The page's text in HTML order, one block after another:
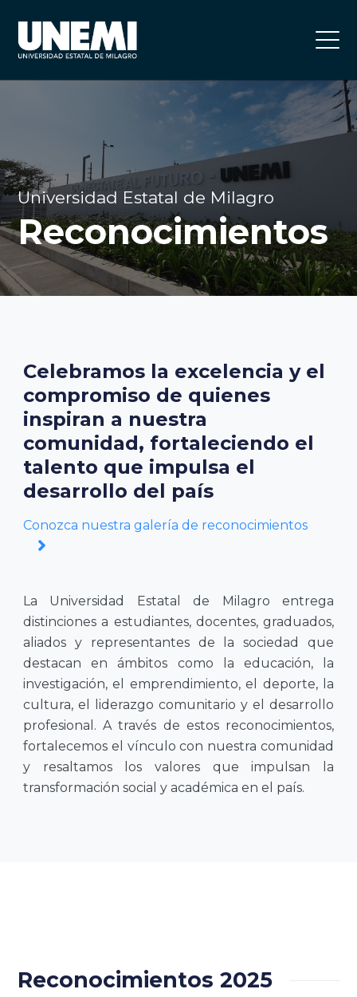
Universidad Estatal de Milagro
Reconocimientos
Celebramos la excelencia y el
compromiso de quienes
inspiran a nuestra
comunidad, fortaleciendo el
talento que impulsa el
desarrollo del país
Conozca nuestra galería de reconocimientos
La Universidad Estatal de Milagro entrega
distinciones a estudiantes, docentes, graduados,
aliados y representantes de la sociedad que
destacan en ámbitos como la educación, la
investigación, el emprendimiento, el deporte, la
cultura, el liderazgo comunitario y el desarrollo
profesional. A través de estos reconocimientos,
fortalecemos el vínculo con nuestra comunidad
y resaltamos los valores que impulsan la
transformación social y académica en el país.
Reconocimientos 2025